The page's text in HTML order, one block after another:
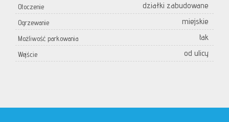
Otoczenie działki zabudowane
Ogrzewanie miejskie
Możliwość parkowania tak
Wejście od ulicy